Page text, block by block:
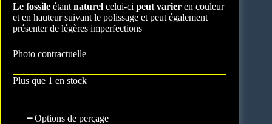
Le fossile étant naturel celui-ci peut varier en couleur
et en hauteur suivant le polissage et peut également
présenter de légères imperfections
Photo contractuelle
Plus que 1 en stock
Options de perçage